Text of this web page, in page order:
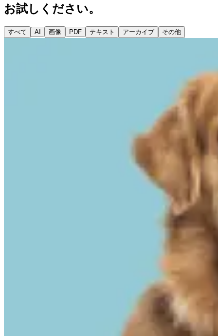
お試しください。
すべて AI 画像 PDF テキスト アーカイブ その他